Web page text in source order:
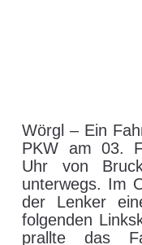
mit